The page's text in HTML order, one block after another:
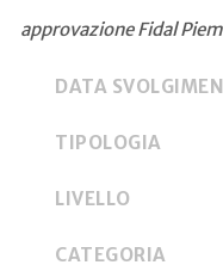
approvazione Fidal
DATA
TIPOLOGIA
LIVELLO
CATEGORIA